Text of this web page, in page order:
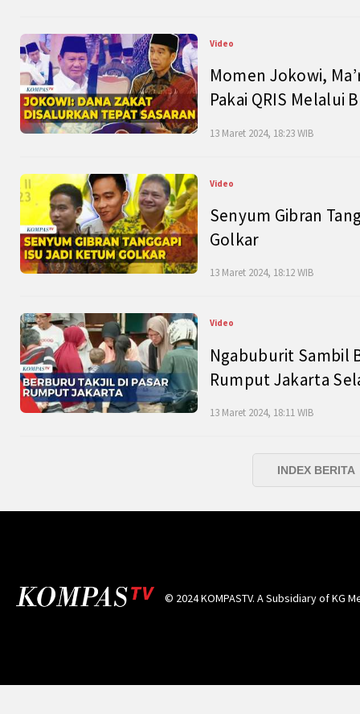
Video
Momen Jokowi,
Pakai QRIS Melalui
13 Maret 2024, 18:23 WIB
Video
Senyum Gibran
Golkar
13 Maret 2024, 18:12 WIB
Video
Ngabuburit Sambil
Rumput Jakarta
13 Maret 2024, 18:11 WIB
INDEX BERITA
© 2024 KOMPASTV. A Subsidiary ofKG